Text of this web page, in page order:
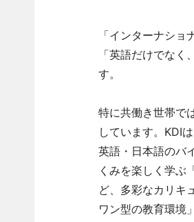
「インターナシ
「英語だけでな
す。
特に共働き世帯で
しています。KDI
英語・日本語のバ
くみを楽しく学ぶ
ど、多彩なカリキ
ワン型の教育環境